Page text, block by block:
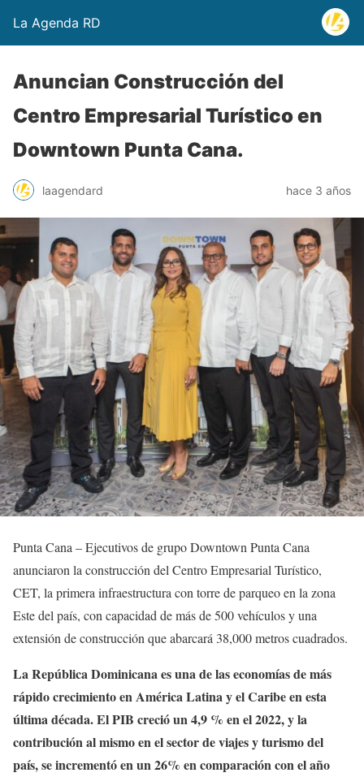
La Agenda RD
Anuncian Construcción del
Centro Empresarial Turístico en
Downtown Punta Cana.
laagendard hace 3 años
Punta Cana – Ejecutivos de grupo Downtown Punta Cana
anunciaron la construcción del Centro Empresarial Turístico,
CET, la primera infraestructura con torre de parqueo en la zona
Este del país, con capacidad de más de 500 vehículos y una
extensión de construcción que abarcará 38,000 metros cuadrados.
La República Dominicana es una de las economías de más
rápido crecimiento en América Latina y el Caribe en esta
última década. El PIB creció un 4,9 % en el 2022, y la
contribución al mismo en el sector de viajes y turismo del
país, se incrementó en un 26% en comparación con el año